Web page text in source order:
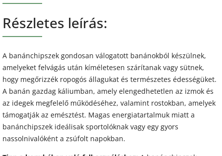
Részletes leírás:
A banánchipszek gondosan válogatott banánokból készülnek,
amelyeket felvágás után kíméletesen szárítanak vagy sütnek,
hogy megőrizzék ropogós állagukat és természetes édességüket.
A banán gazdag káliumban, amely elengedhetetlen az izmok és
az idegek megfelelő működéséhez, valamint rostokban, amelyek
támogatják az emésztést. Magas energiatartalmuk miatt a
banánchipszek ideálisak sportolóknak vagy egy gyors
nassolnivalóként a zsúfolt napokban.